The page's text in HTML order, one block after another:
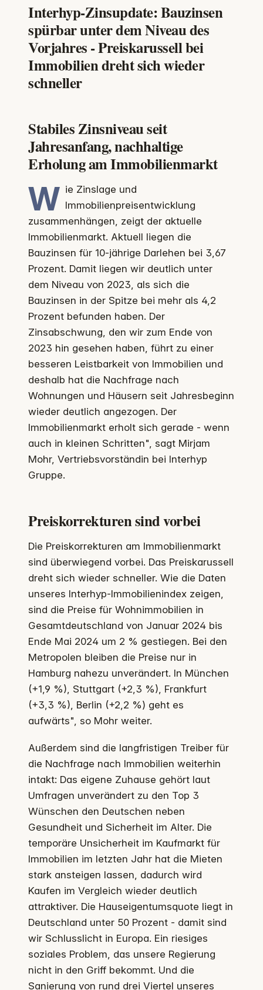
Interhyp-Zinsupdate: Bauzinsen
spürbar unter dem Niveau des
Vorjahres - Preiskarussell bei
Immobilien dreht sich wieder
schneller
Stabiles Zinsniveau seit
Jahresanfang, nachhaltige
Erholung am Immobilienmarkt
W ie Zinslage und
Immobilienpreisentwicklung
zusammenhängen, zeigt der aktuelle
Immobilienmarkt. Aktuell liegen die
Bauzinsen für 10-jährige Darlehen bei 3,67
Prozent. Damit liegen wir deutlich unter
dem Niveau von 2023, als sich die
Bauzinsen in der Spitze bei mehr als 4,2
Prozent befunden haben. Der
Zinsabschwung, den wir zum Ende von
2023 hin gesehen haben, führt zu einer
besseren Leistbarkeit von Immobilien und
deshalb hat die Nachfrage nach
Wohnungen und Häusern seit Jahresbeginn
wieder deutlich angezogen. Der
Immobilienmarkt erholt sich gerade - wenn
auch in kleinen Schritten", sagt Mirjam
Mohr, Vertriebsvorständin bei Interhyp
Gruppe.
Preiskorrekturen sind vorbei
Die Preiskorrekturen am Immobilienmarkt
sind überwiegend vorbei. Das Preiskarussell
dreht sich wieder schneller. Wie die Daten
unseres Interhyp-Immobilienindex zeigen,
sind die Preise für Wohnimmobilien in
Gesamtdeutschland von Januar 2024 bis
Ende Mai 2024 um 2 % gestiegen. Bei den
Metropolen bleiben die Preise nur in
Hamburg nahezu unverändert. In München
(+1,9 %), Stuttgart (+2,3 %), Frankfurt
(+3,3 %), Berlin (+2,2 %) geht es
aufwärts", so Mohr weiter.
Außerdem sind die langfristigen Treiber für
die Nachfrage nach Immobilien weiterhin
intakt: Das eigene Zuhause gehört laut
Umfragen unverändert zu den Top 3
Wünschen den Deutschen neben
Gesundheit und Sicherheit im Alter. Die
temporäre Unsicherheit im Kaufmarkt für
Immobilien im letzten Jahr hat die Mieten
stark ansteigen lassen, dadurch wird
Kaufen im Vergleich wieder deutlich
attraktiver. Die Hauseigentumsquote liegt in
Deutschland unter 50 Prozent - damit sind
wir Schlusslicht in Europa. Ein riesiges
soziales Problem, das unsere Regierung
nicht in den Griff bekommt. Und die
Sanierung von rund drei Viertel unseres